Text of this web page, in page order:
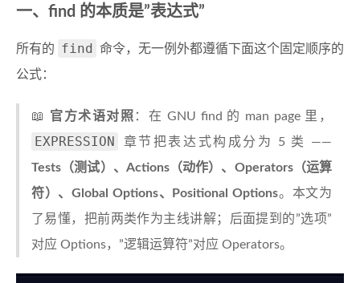
一、find 的本质是”表达式”
所有的 find
命令，无一例外都遵循下面这个固定顺序的
公式：
📖 官方术语对照 ：在 GNU find 的 man page 里，
EXPRESSION
章节把表达式构成分为 5 类 ——
Tests（测试）、Actions（动作）、Operators（运算
符）、Global Options、Positional Options。本文为
了易懂，把前两类作为主线讲解；后面提到的”选项”
对应 Options，”逻辑运算符”对应 Operators。